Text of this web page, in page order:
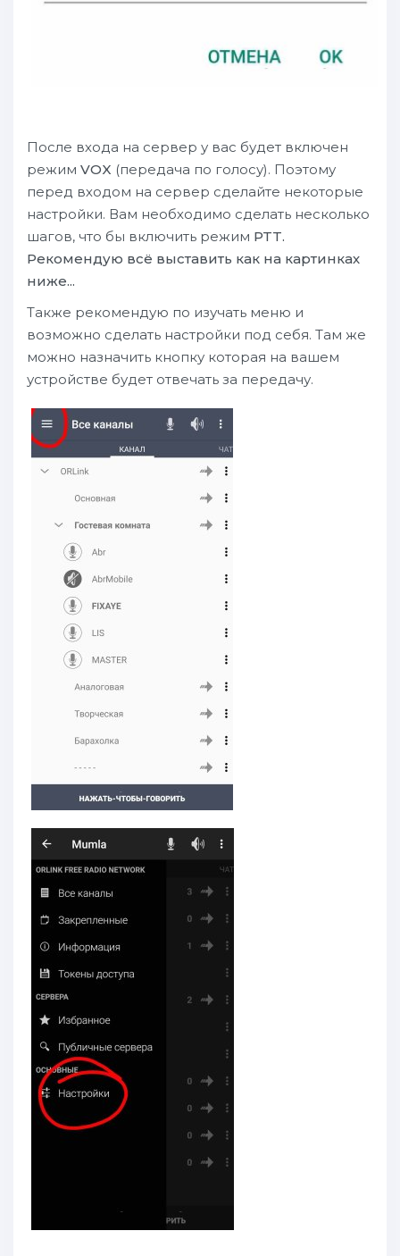
После входа на сервер у вас будет включен
режим VOX (передача по голосу). Поэтому
перед входом на сервер сделайте некоторые
настройки. Вaм необходимо сделать несколько
шагов, что бы включить режим PTT.
Рекомендую всё выставить как на картинках
ниже...
Также рекомендую по изучать меню и
возможно сделать настройки под себя. Там же
можно назначить кнопку которая на вашем
устройстве будет отвечать за передачу.